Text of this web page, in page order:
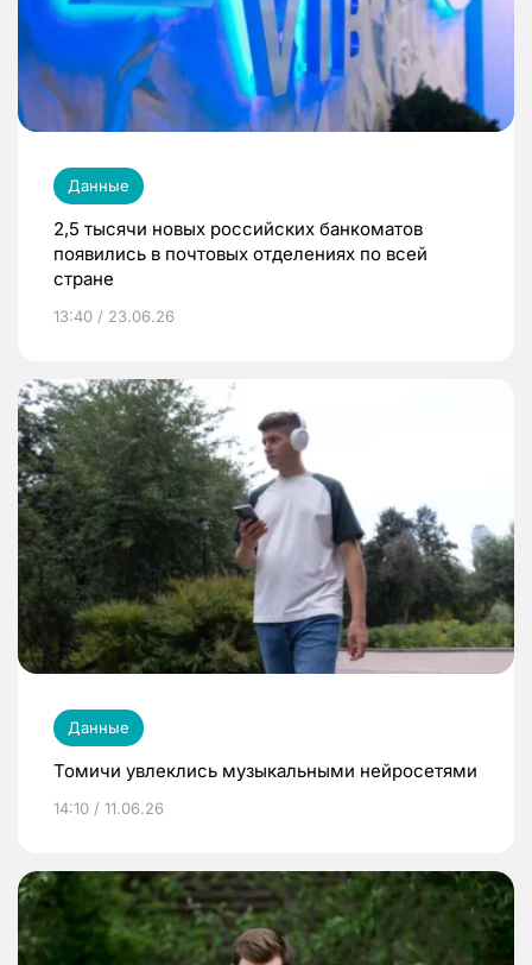
Данные
2,5 тысячи новых российских банкоматов
появились в почтовых отделениях по всей
стране
13:40 / 23.06.26
Данные
Томичи увлеклись музыкальными нейросетями
14:10 / 11.06.26